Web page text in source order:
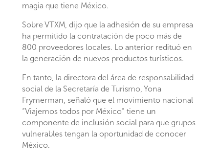
magia que tiene México.
Sobre VTXM, dijo que la adhesión de su empresa
ha permitido la contratación de poco más de
800 proveedores locales. Lo anterior redituó en
la generación de nuevos productos turísticos.
En tanto, la directora del área de responsabilidad
social de la Secretaría de Turismo, Yona
Frymerman, señaló que el movimiento nacional
“Viajemos todos por México” tiene un
componente de inclusión social para que grupos
vulnerables tengan la oportunidad de conocer
México.